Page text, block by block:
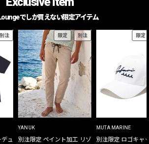
でしか買えない限定アイテム
別注
ュ
限定 別注
YANUK
別注限定 ペイント加工 リゾ
限定
MUTA MARINE
別注限定 ロゴキャ